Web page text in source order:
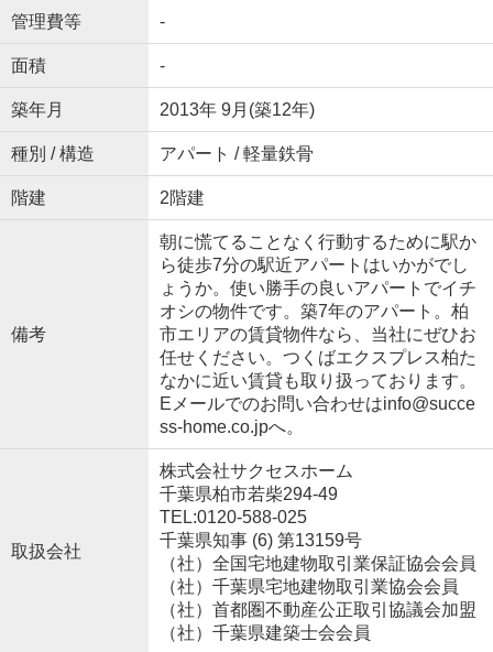
管理費等 -
面積 -
築年月 2013年 9月(築12年)
種別 / 構造 アパート / 軽量鉄骨
階建 2階建
備考
朝に慌てることなく行動するために駅か
ら徒歩7分の駅近アパートはいかがでし
ょうか。使い勝手の良いアパートでイチ
オシの物件です。築7年のアパート。柏
市エリアの賃貸物件なら、当社にぜひお
任せください。つくばエクスプレス柏た
なかに近い賃貸も取り扱っております。
Eメールでのお問い合わせはinfo@succe
ss-home.co.jpへ。
取扱会社
株式会社サクセスホーム
千葉県柏市若柴294-49
TEL:0120-588-025
千葉県知事 (6) 第13159号
（社）全国宅地建物取引業保証協会会員
（社）千葉県宅地建物取引業協会会員
（社）首都圏不動産公正取引協議会加盟
（社）千葉県建築士会会員